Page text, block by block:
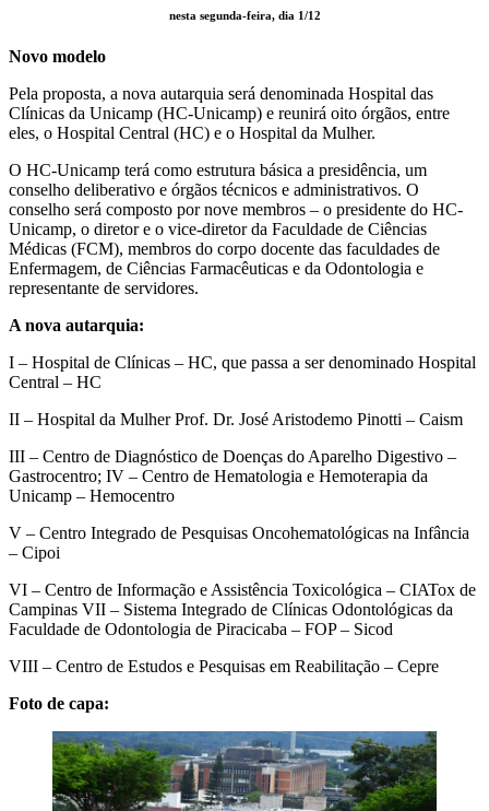
nesta segunda-feira, dia 1/12
Novo modelo
Pela proposta, a nova autarquia será denominada Hospital das
Clínicas da Unicamp (HC-Unicamp) e reunirá oito órgãos, entre
eles, o Hospital Central (HC) e o Hospital da Mulher.
O HC-Unicamp terá como estrutura básica a presidência, um
conselho deliberativo e órgãos técnicos e administrativos. O
conselho será composto por nove membros – o presidente do HC-
Unicamp, o diretor e o vice-diretor da Faculdade de Ciências
Médicas (FCM), membros do corpo docente das faculdades de
Enfermagem, de Ciências Farmacêuticas e da Odontologia e
representante de servidores.
A nova autarquia:
I – Hospital de Clínicas – HC, que passa a ser denominado Hospital
Central – HC
II – Hospital da Mulher Prof. Dr. José Aristodemo Pinotti – Caism
III – Centro de Diagnóstico de Doenças do Aparelho Digestivo –
Gastrocentro; IV – Centro de Hematologia e Hemoterapia da
Unicamp – Hemocentro
V – Centro Integrado de Pesquisas Oncohematológicas na Infância
– Cipoi
VI – Centro de Informação e Assistência Toxicológica – CIATox de
Campinas VII – Sistema Integrado de Clínicas Odontológicas da
Faculdade de Odontologia de Piracicaba – FOP – Sicod
VIII – Centro de Estudos e Pesquisas em Reabilitação – Cepre
Foto de capa: